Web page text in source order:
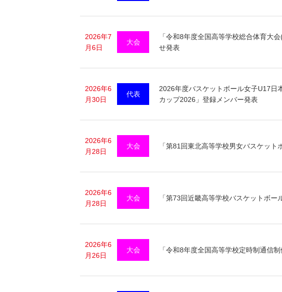
2026年7
月6日
大会
「令和8年度全国高等学校総合体育大
せ発表
2026年6
月30日
代表
2026年度バスケットボール女子U17
カップ2026」登録メンバー発表
2026年6
月28日
大会 「第81回東北高等学校男女バスケッ
2026年6
月28日
大会 「第73回近畿高等学校バスケットボ
2026年6
月26日
大会 「令和8年度全国高等学校定時制通信